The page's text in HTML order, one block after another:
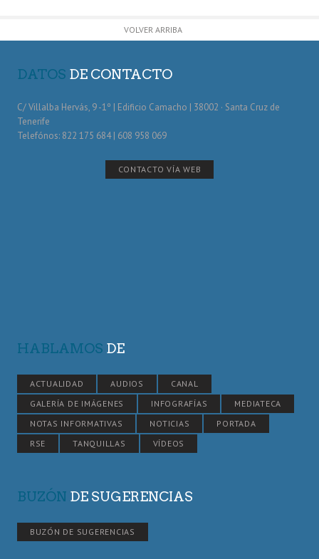
VOLVER ARRIBA
DATOS DE CONTACTO
C/ Villalba Hervás, 9 -1º | Edificio Camacho | 38002 · Santa Cruz de
Tenerife
Telefónos: 822 175 684 | 608 958 069
CONTACTO VÍA WEB
HABLAMOS DE
ACTUALIDAD AUDIOS
CANAL
GALERÍA DE IMÁGENES
INFOGRAFÍAS
MEDIATECA
NOTAS INFORMATIVAS
NOTICIAS
PORTADA
RSE
TANQUILLAS VÍDEOS
BUZÓN DE SUGERENCIAS
BUZÓN DE SUGERENCIAS